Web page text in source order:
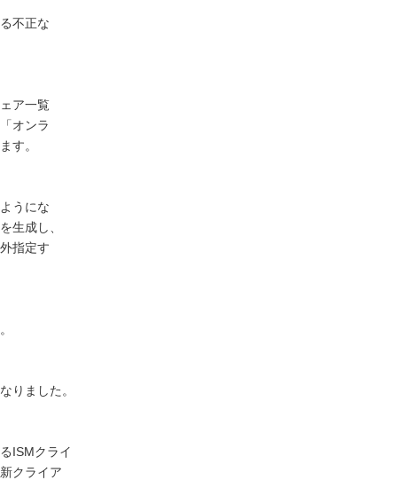
不正な
ア一覧
オンラ
す。
うにな
生成し、
指定す
りました。
ISMクライ
クライア